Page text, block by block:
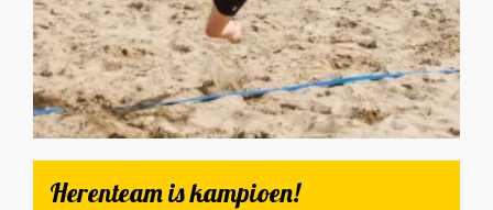
Herenteam is kampioen!